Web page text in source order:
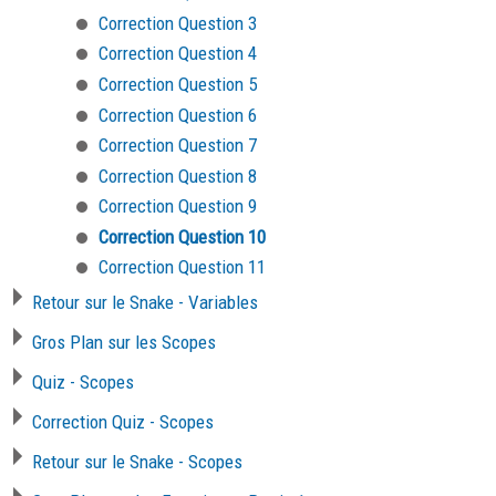
Correction Question 3
Correction Question 4
Correction Question 5
Correction Question 6
Correction Question 7
Correction Question 8
Correction Question 9
Correction Question 10
Correction Question 11
Retour sur le Snake - Variables
Gros Plan sur les Scopes
Quiz - Scopes
Correction Quiz - Scopes
Retour sur le Snake - Scopes